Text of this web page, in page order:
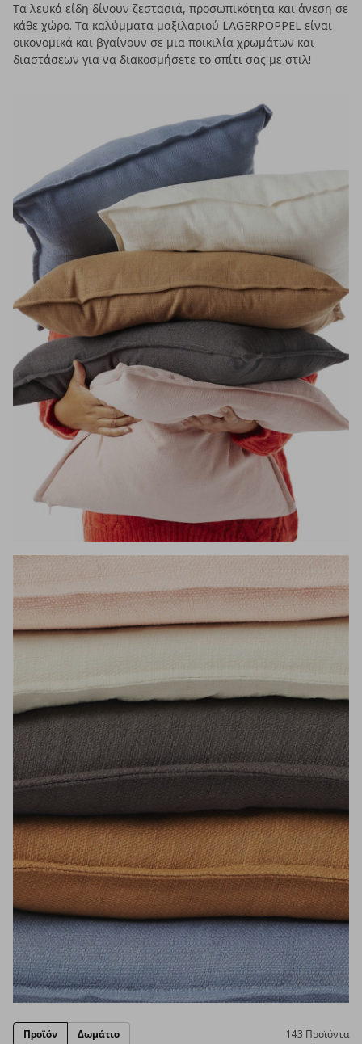
Τα λευκά είδη δίνουν ζεστασιά, προσωπικότητα και άνεση σε
κάθε χώρο. Τα καλύμματα μαξιλαριού LAGERPOPPEL είναι
οικονομικά και βγαίνουν σε μια ποικιλία χρωμάτων και
διαστάσεων για να διακοσμήσετε το σπίτι σας με στιλ!
143 Προϊόντα
Προϊόν Δωμάτιο